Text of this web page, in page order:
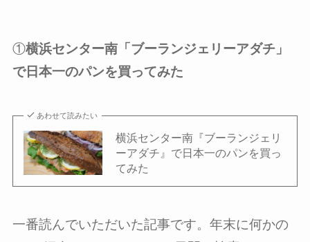
①横浜センター南「ブーランジェリーアダチ」
で日本一のパンを買ってみた
あわせて読みたい
横浜センター南『ブーランジェリ
ーアダチ』で日本一のパンを買っ
てみた
一番読んでいただいた記事です。年末に何かの